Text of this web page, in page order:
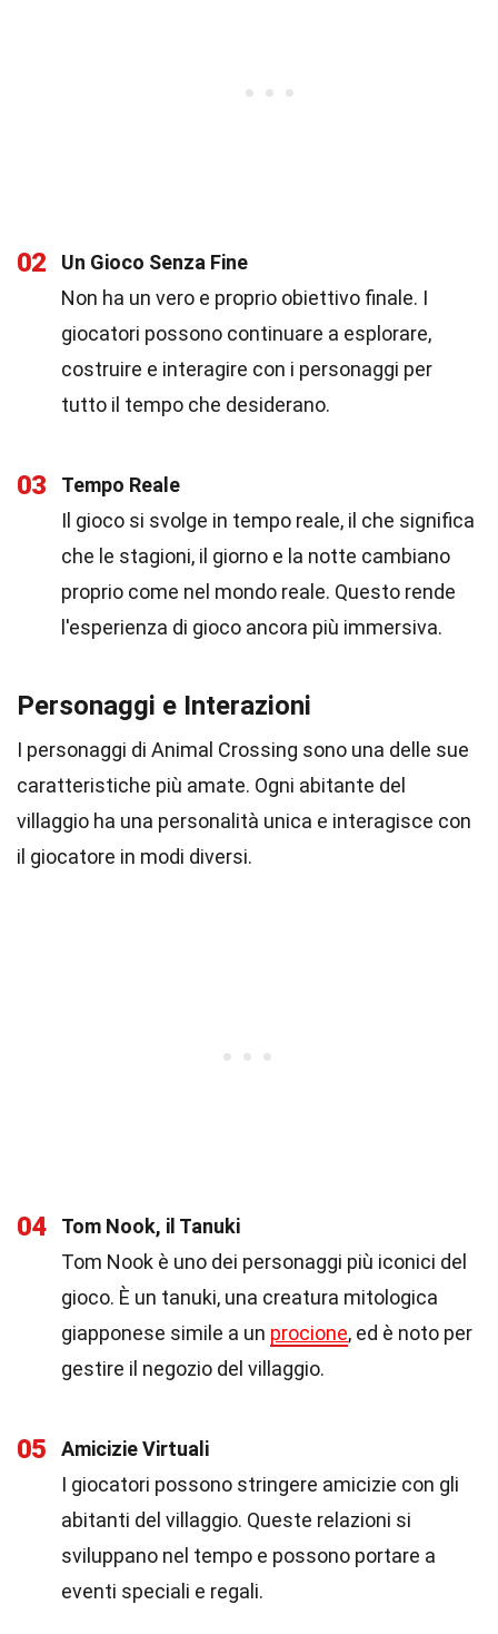
02
Un Gioco Senza Fine
Non ha un vero e proprio obiettivo finale. I
giocatori possono continuare a esplorare,
costruire e interagire con i personaggi per
tutto il tempo che desiderano.
03
Tempo Reale
Il gioco si svolge in tempo reale, il che significa
che le stagioni, il giorno e la notte cambiano
proprio come nel mondo reale. Questo rende
l'esperienza di gioco ancora più immersiva.
Personaggi e Interazioni
I personaggi di Animal Crossing sono una delle sue
caratteristiche più amate. Ogni abitante del
villaggio ha una personalità unica e interagisce con
il giocatore in modi diversi.
04
Tom Nook, il Tanuki
Tom Nook è uno dei personaggi più iconici del
gioco. È un tanuki, una creatura mitologica
giapponese simile a un procione, ed è noto per
gestire il negozio del villaggio.
05
Amicizie Virtuali
I giocatori possono stringere amicizie con gli
abitanti del villaggio. Queste relazioni si
sviluppano nel tempo e possono portare a
eventi speciali e regali.